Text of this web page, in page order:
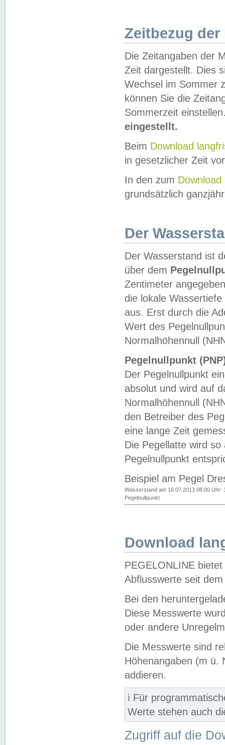
Zeitbezug der
Die Zeitangaben der
Zeit dargestellt. Dies
Wechsel im Sommer
können Sie die
Sommerzeit
eingestellt.
Beim Download
in gesetzlicher Zeit
In den zum Download
grundsätzlich
Der
Der Wasserstand ist
über dem
Zentimeter
die lokale
aus. Erst durch die
Wert des
Normalhöhennull
Pegelnullpunkt
Der Pegelnullpunkt
absolut und wird auf
Normalhöhennull
den Betreiber des
eine lange Zeit
Die Pegellatte wird
Pegelnullpunkt
Beispiel am Pegel
Wasserstand am 16.07.2013 08:00 Uhr:
Pegelnullpunkt
Download
PEGELONLINE
Abflusswerte seit
Bei den
Diese Messwerte
oder andere
Die Messwerte sind
Höhenangaben (m ü.
addieren.
ℹ️ Für
Werte stehen auch
Zugriff auf die